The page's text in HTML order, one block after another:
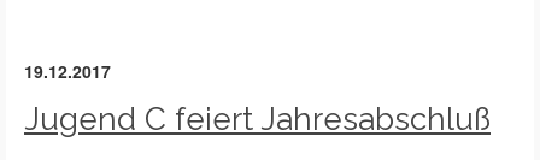
19.12.2017
Jugend C feiert Jahresabschluß